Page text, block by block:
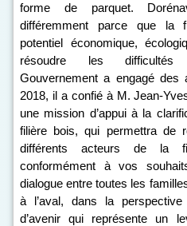
forme de parquet.
différemment parce que la
potentiel économique,
résoudre les difficultés
Gouvernement a engagé des
2018, il a confié à M. Jean-
une mission d’appui à la
filière bois, qui permettra de
différents acteurs de la
conformément à vos
dialogue entre toutes les
à l’aval, dans la
d’avenir qui représente un